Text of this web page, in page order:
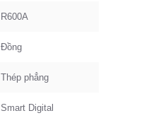
R600A
Đồng
Thép phẳng
Smart Digital